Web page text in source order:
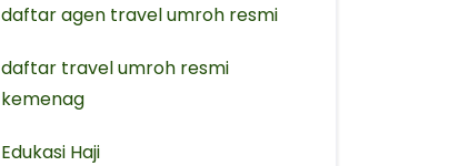
⁠daftar agen travel umroh resmi
daftar travel umroh resmi
kemenag
Edukasi Haji